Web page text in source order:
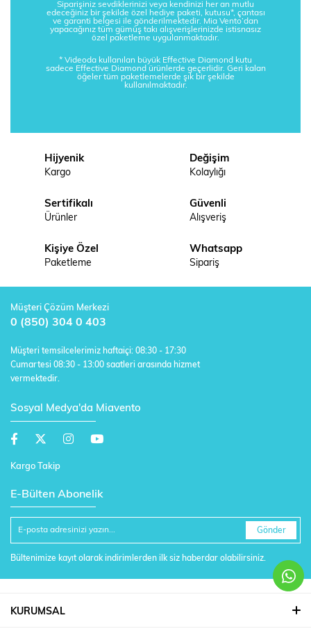
Siparişiniz sevdiklerinizi veya kendinizi her an mutlu
edeceğiniz bir şekilde özel hediye paketi, kutusu*, çantası
ve garanti belgesi ile gönderilmektedir. Mia Vento’dan
yapacağınız tüm gümüş takı alışverişlerinizde istisnasız
özel paketleme uygulanmaktadır.
* Videoda kullanılan büyük Effective Diamond kutu
sadece Effective Diamond ürünlerde geçerlidir. Geri kalan
öğeler tüm paketlemelerde şık bir şekilde
kullanılmaktadır.
Hijyenik
Kargo
Değişim
Kolaylığı
Sertifikalı
Ürünler
Güvenli
Alışveriş
Kişiye Özel
Paketleme
Whatsapp
Sipariş
Müşteri Çözüm Merkezi
0 (850) 304 0 403
Müşteri temsilcelerimiz haftaiçi: 08:30 - 17:30
Cumartesi 08:30 - 13:00 saatleri arasında hizmet
vermektedir.
Sosyal Medya'da Miavento
Kargo Takip
E-Bülten Abonelik
Gönder
Bültenimize kayıt olarak indirimlerden ilk siz haberdar olabilirsiniz.
KURUMSAL